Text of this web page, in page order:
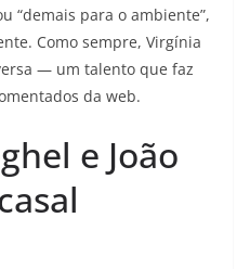
“demais para o ambiente”,
Como sempre, Virgínia
— um talento que faz
da web.
e João